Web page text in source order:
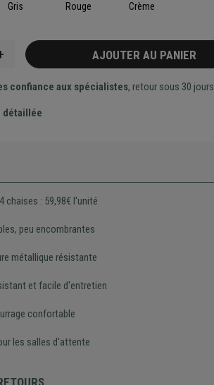
Gris Rouge Crème
AJOUTER AU PANIER
confiance aux spécialistes, retour sous 30 jours
détaillée
chaises : 59,98€ l'unité
peu encombrantes
métallique résistante
et facile d'entretien
confortable
les salles d'attente